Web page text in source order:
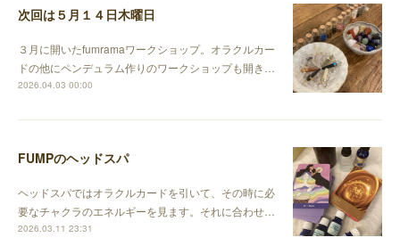
次回は５月１４日木曜日
３月に開いたfumramaワークショップ。オラクルカー
ドの他にペンデュラム作りのワークショップも開き…
2026.04.03 00:00
FUMPのヘッドスパ
ヘッドスパではオラクルカードを引いて、その時に必
要なチャクラのエネルギーを見ます。それに合わせ…
2026.03.11 23:31